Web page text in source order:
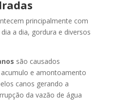
principalmente com
a dia, gordura e diversos
são causados
e amontoamento
canos gerando a
da vazão de água